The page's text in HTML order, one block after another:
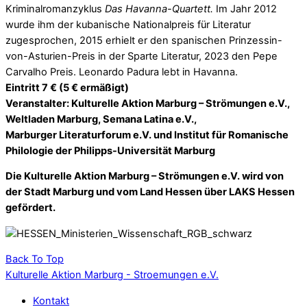
Kriminalromanzyklus Das Havanna-Quartett. Im Jahr 2012
wurde ihm der kubanische Nationalpreis für Literatur
zugesprochen, 2015 erhielt er den spanischen Prinzessin-
von-Asturien-Preis in der Sparte Literatur, 2023 den Pepe
Carvalho Preis. Leonardo Padura lebt in Havanna.
Eintritt 7 € (5 € ermäßigt)
Veranstalter: Kulturelle Aktion Marburg – Strömungen e.V.,
Weltladen Marburg, Semana Latina e.V.,
Marburger Literaturforum e.V. und Institut für Romanische
Philologie der Philipps-Universität Marburg
Die Kulturelle Aktion Marburg – Strömungen e.V. wird von
der Stadt Marburg und vom Land Hessen über LAKS Hessen
gefördert.
Back To Top
Kulturelle Aktion Marburg - Stroemungen e.V.
Kontakt